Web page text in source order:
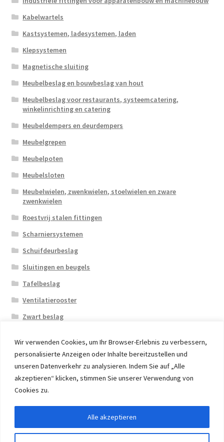
Wir verwenden Cookies, um Ihr Browser-Erlebnis zu verbessern,
personalisierte Anzeigen oder Inhalte bereitzustellen und
unseren Datenverkehr zu analysieren. Indem Sie auf „Alle
akzeptieren“ klicken, stimmen Sie unserer Verwendung von
Cookies zu.
Alle akzeptieren
Kabelwartels
Kastsystemen, ladesystemen, laden
Klepsystemen
Magnetische sluiting
Meubelbeslag en bouwbeslag van hout
Meubelbeslag voor restaurants, systeemcatering,
winkelinrichting en catering
Meubeldempers en deurdempers
Meubelgrepen
Meubelpoten
Meubelsloten
Meubelwielen, zwenkwielen, stoelwielen en zware
zwenkwielen
Roestvrij stalen fittingen
Scharniersystemen
Schuifdeurbeslag
Sluitingen en beugels
Tafelbeslag
Ventilatierooster
Zwart beslag
© 2026 Eruon Trade UG, Germany, member of the ERUON